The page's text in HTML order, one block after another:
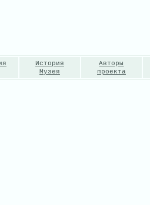
История
Музея
Авторы
проекта